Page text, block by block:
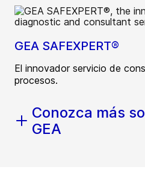
GEA SAFEXPERT®
El innovador servicio de
procesos.
Conozca más
GEA